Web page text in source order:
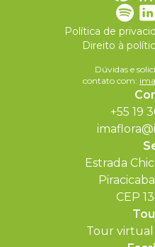
Política de
Direito à
Dúvidas e
contato com:
+55 19
Estrada
CEP
Tour